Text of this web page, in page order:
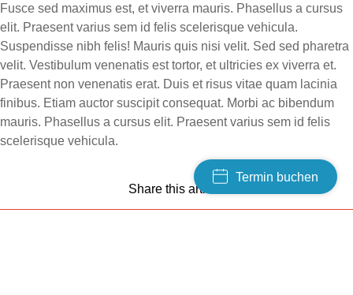
Fusce sed maximus est, et viverra mauris. Phasellus a cursus
elit. Praesent varius sem id felis scelerisque vehicula.
Suspendisse nibh felis! Mauris quis nisi velit. Sed sed pharetra
velit. Vestibulum venenatis est tortor, et ultricies ex viverra et.
Praesent non venenatis erat. Duis et risus vitae quam lacinia
finibus. Etiam auctor suscipit consequat. Morbi ac bibendum
mauris. Phasellus a cursus elit. Praesent varius sem id felis
scelerisque vehicula.
Share this article:
Termin buchen